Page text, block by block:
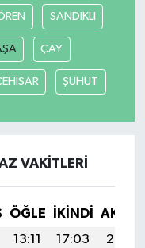
SANDIKLI
ÇAY
ŞUHUT
VAKITLERI
ÖĞLE İKINDI
13:11 17:03
20:24